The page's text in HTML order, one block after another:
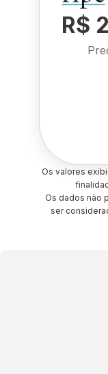
R$
Os valores
Os dados não
ser